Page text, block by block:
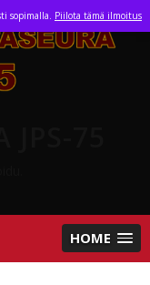
HOME
sopimalla. Piilota tämä ilmoitus